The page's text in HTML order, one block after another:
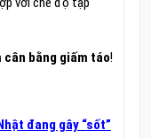
cân bằng giấm táo!
đang gây “sốt”